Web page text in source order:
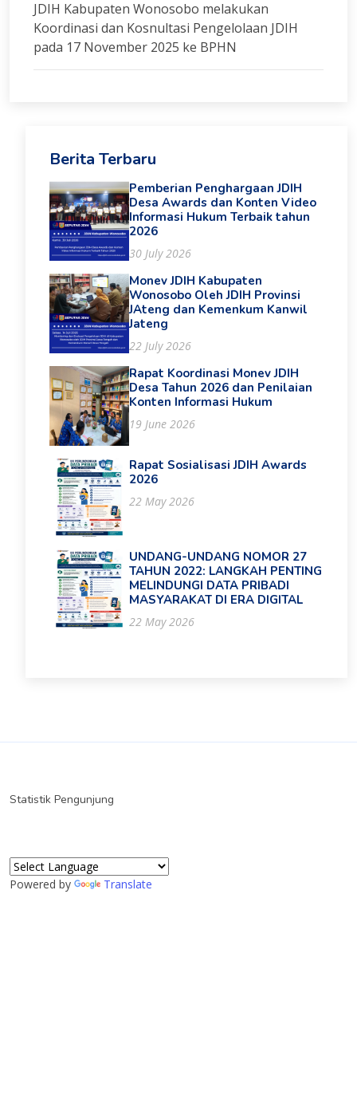
JDIH Kabupaten Wonosobo melakukan
Koordinasi dan Kosnultasi Pengelolaan JDIH
pada 17 November 2025 ke BPHN
Berita Terbaru
Pemberian Penghargaan JDIH
Desa Awards dan Konten Video
Informasi Hukum Terbaik tahun
2026
30 July 2026
Monev JDIH Kabupaten
Wonosobo Oleh JDIH Provinsi
JAteng dan Kemenkum Kanwil
Jateng
22 July 2026
Rapat Koordinasi Monev JDIH
Desa Tahun 2026 dan Penilaian
Konten Informasi Hukum
19 June 2026
Rapat Sosialisasi JDIH Awards
2026
22 May 2026
UNDANG-UNDANG NOMOR 27
TAHUN 2022: LANGKAH PENTING
MELINDUNGI DATA PRIBADI
MASYARAKAT DI ERA DIGITAL
22 May 2026
Statistik Pengunjung
Powered by Translate